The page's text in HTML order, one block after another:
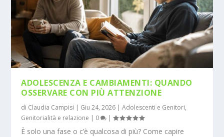
ADOLESCENZA E CAMBIAMENTI: QUANDO
OSSERVARE CON PIÙ ATTENZIONE
di Claudia Campisi | Giu 24, 2026 |Adolescenti e Genitori,
Genitorialità e relazione | 0 |
È solo una fase o c’è qualcosa di più? Come capire